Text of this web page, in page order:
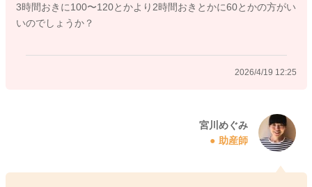
3時間おきに100〜120とかより2時間おきとかに60とかの方がい
いのでしょうか？
2026/4/19 12:25
宮川めぐみ
助産師